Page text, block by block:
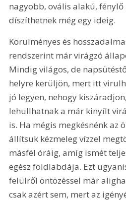
nagyobb, ovális alakú, fénylő
díszíthetnek még egy ideig.
Körülményes és
rendszerint már virágzó
Mindig világos, de
helyre kerüljön, mert itt
jó legyen, nehogy
lehullhatnak a már kinyílt
is. Ha mégis megkésnénk az
állítsuk kézmeleg vízzel
másfél óráig, amíg ismét
egész földlabdája. Ezt
felülről öntözéssel már
csak azért sem, mert az